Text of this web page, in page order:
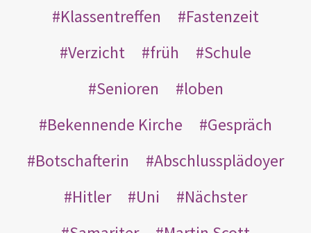
Klassentreffen
Fastenzeit
Verzicht
früh
Schule
Senioren
loben
Bekennende Kirche
Gespräch
Botschafterin
Abschlussplädoyer
Hitler
Uni
Nächster